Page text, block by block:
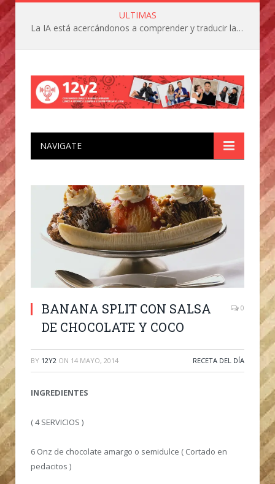
ULTIMAS
La IA está acercándonos a comprender y traducir las vocalizaciones y comportamientos de nuestras mascotas
NAVIGATE
BANANA SPLIT CON SALSA
DE CHOCOLATE Y COCO
0
BY 12Y2 ON 14 MAYO, 2014 RECETA DEL DÍA
INGREDIENTES
( 4 SERVICIOS )
6 Onz de chocolate amargo o semidulce ( Cortado en
pedacitos )